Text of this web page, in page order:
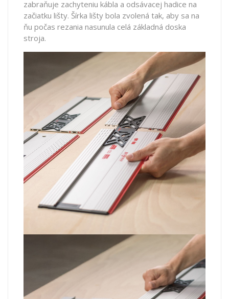
zabraňuje zachyteniu kábla a odsávacej hadice na
začiatku lišty. Šírka lišty bola zvolená tak, aby sa na
ňu počas rezania nasunula celá základná doska
stroja.